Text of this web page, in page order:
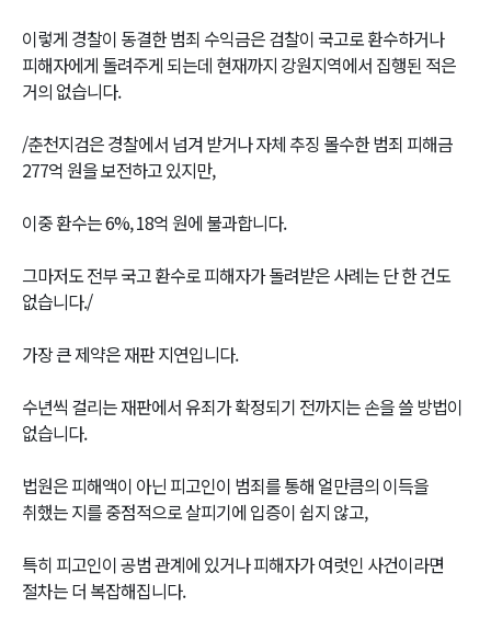
이렇게 경찰이 동결한 범죄 수익금은 검찰이 국고로 환수하거나
피해자에게 돌려주게 되는데 현재까지 강원지역에서 집행된 적은
거의 없습니다.
/춘천지검은 경찰에서 넘겨 받거나 자체 추징 몰수한 범죄 피해금
277억 원을 보전하고 있지만,
이중 환수는 6%, 18억 원에 불과합니다.
그마저도 전부 국고 환수로 피해자가 돌려받은 사례는 단 한 건도
없습니다./
가장 큰 제약은 재판 지연입니다.
수년씩 걸리는 재판에서 유죄가 확정되기 전까지는 손을 쓸 방법이
없습니다.
법원은 피해액이 아닌 피고인이 범죄를 통해 얼만큼의 이득을
취했는 지를 중점적으로 살피기에 입증이 쉽지 않고,
특히 피고인이 공범 관계에 있거나 피해자가 여럿인 사건이라면
절차는 더 복잡해집니다.